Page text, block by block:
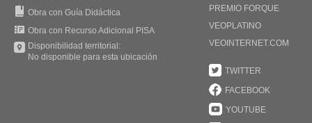
Obra con Guía Didáctica
Obra con Recurso Adicional PISA
Disponibilidad territorial:
No disponible para esta ubicación
PREMIO FORQUE
VEOPLATINO
VEOINTERNET.COM
TWITTER
FACEBOOK
YOUTUBE